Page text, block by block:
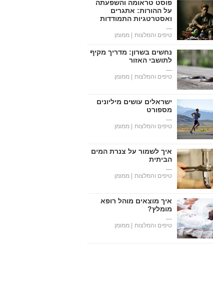
פוסט טראומה והשפעתה
על ההורות: אתגרים
ואסטרטגיות התמודדות
טיפים והמלצות | ממומן
נחשים בשרון: מדריך מקיף
לתושבי האזור
טיפים והמלצות | ממומן
ישראלים עושים מיליונים
מספורט
טיפים והמלצות | ממומן
איך לשמור על צנרת המים
הביתית
טיפים והמלצות | ממומן
איך מוצאים מוהל רופא
מומלץ?
טיפים והמלצות | ממומן